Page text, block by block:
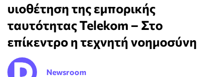
υιοθέτηση της εμπορικής
ταυτότητας Telekom – Στο
επίκεντρο η τεχνητή νοημοσύνη
Newsroom